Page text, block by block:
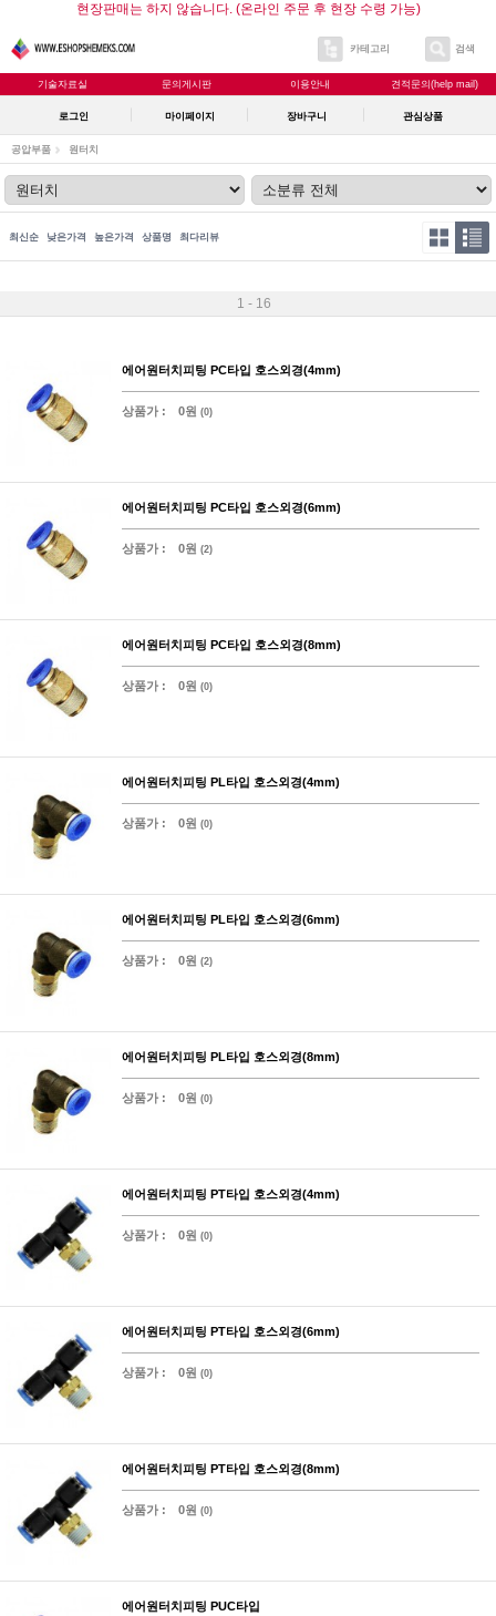
현장판매는 하지 않습니다. (온라인 주문 후 현장 수령 가능)
카테고리 검색
기술자료실 문의게시판 이용안내 견적문의(help mail)
로그인 마이페이지 장바구니 관심상품
공압부품 원터치
최신순 낮은가격 높은가격 상품명 최다리뷰
1 - 16
에어원터치피팅 PC타입 호스외경(4mm)
상품가 : 0원 (0)
에어원터치피팅 PC타입 호스외경(6mm)
상품가 : 0원 (2)
에어원터치피팅 PC타입 호스외경(8mm)
상품가 : 0원 (0)
에어원터치피팅 PL타입 호스외경(4mm)
상품가 : 0원 (0)
에어원터치피팅 PL타입 호스외경(6mm)
상품가 : 0원 (2)
에어원터치피팅 PL타입 호스외경(8mm)
상품가 : 0원 (0)
에어원터치피팅 PT타입 호스외경(4mm)
상품가 : 0원 (0)
에어원터치피팅 PT타입 호스외경(6mm)
상품가 : 0원 (0)
에어원터치피팅 PT타입 호스외경(8mm)
상품가 : 0원 (0)
에어원터치피팅 PUC타입